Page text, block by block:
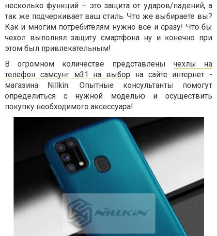
несколько функций – это защита от ударов/падений, а
так же подчеркивает ваш стиль. Что же выбираете вы?
Как и многим потребителям нужно все и сразу! Что бы
чехол выполнял защиту смартфона ну и конечно при
этом был привлекательным!
В огромном количестве представлены чехлы на
телефон самсунг м31 на выбор на сайте интернет -
магазина Nillkin. Опытные консультанты помогут
определиться с нужной моделью и осуществить
покупку необходимого аксессуара!